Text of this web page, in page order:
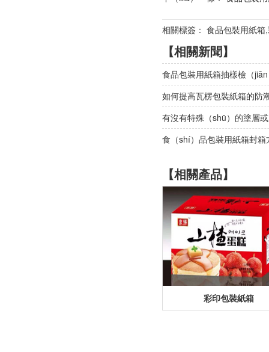
相關標簽： 食品包裝用紙
【相關新聞】
食品包裝用紙箱抽樣檢（
如何提高瓦楞包裝紙箱的防
有沒有特殊（shū）的塗層
食（shí）品包裝用紙箱封
【相關產品】
彩印包裝紙箱